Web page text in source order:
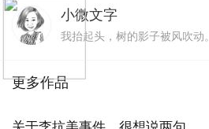
小微文字
我抬起头，树的影子被风吹动。
更多作品